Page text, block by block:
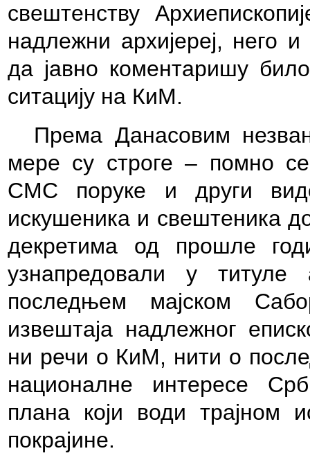
свештенству
надлежни архијереј, него
да јавно коментаришу
ситацију на КиМ.
Према Данасовим
мере су строге – помно
СМС поруке и други
искушеника и свештеника
декретима од прошле
узнапредовали у
последњем мајском
извештаја надлежног
ни речи о КиМ, нити о
националне интересе
плана који води трајном
покрајине.